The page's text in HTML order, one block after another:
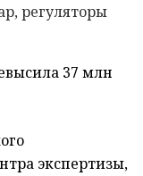
регуляторы
37 млн
экспертизы,